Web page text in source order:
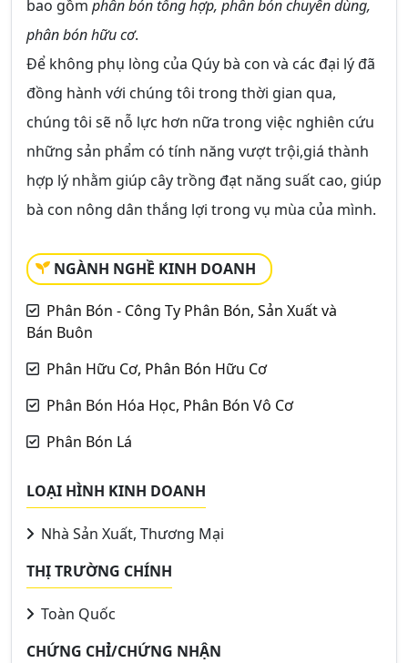
bao gồm phân bón tổng hợp, phân bón chuyên dùng,
phân bón hữu cơ.
Để không phụ lòng của Qúy bà con và các đại lý đã
đồng hành với chúng tôi trong thời gian qua,
chúng tôi sẽ nỗ lực hơn nữa trong việc nghiên cứu
những sản phẩm có tính năng vượt trội,giá thành
hợp lý nhằm giúp cây trồng đạt năng suất cao, giúp
bà con nông dân thắng lợi trong vụ mùa của mình.
NGÀNH NGHỀ KINH DOANH
Phân Bón - Công Ty Phân Bón, Sản Xuất và
Bán Buôn
Phân Hữu Cơ, Phân Bón Hữu Cơ
Phân Bón Hóa Học, Phân Bón Vô Cơ
Phân Bón Lá
LOẠI HÌNH KINH DOANH
Nhà Sản Xuất, Thương Mại
THỊ TRƯỜNG CHÍNH
Toàn Quốc
CHỨNG CHỈ/CHỨNG NHẬN